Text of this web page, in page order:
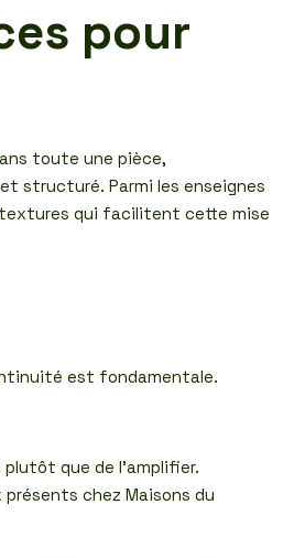
pour
toute une pièce,
structuré. Parmi les enseignes
textures qui facilitent cette mise
est fondamentale.
que de l’amplifier.
chez Maisons du